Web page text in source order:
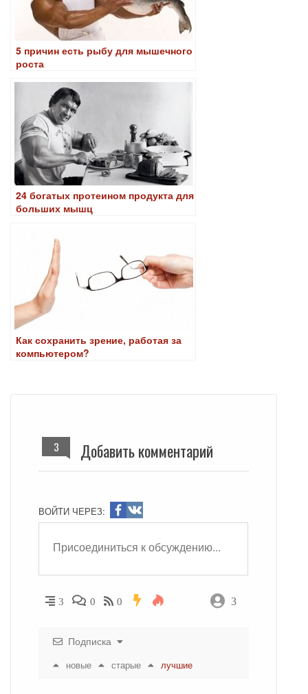
5 причин есть рыбу для мышечного
роста
24 богатых протеином продукта для
больших мышц
Как сохранить зрение, работая за
компьютером?
3 Добавить комментарий
ВОЙТИ ЧЕРЕЗ:
3 0 0 3
Подписка
новые старые лучшие